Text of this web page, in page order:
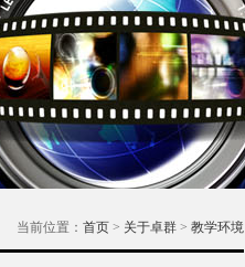
当前位置： 首页 > 关于卓群 > 教学环境